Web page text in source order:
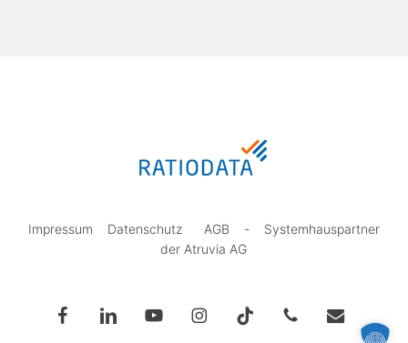
Impressum Datenschutz AGB -Systemhauspartner
der Atruvia AG
facebooklinkedin youtubeinstagramtiktok phone email